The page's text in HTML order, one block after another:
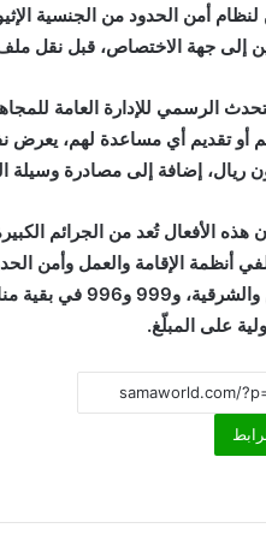
أمن الحدود من الجنسية
إلى جهة الاختصاص، قبل نقل ملف
الرسمي للإدارة العامة
ريال، إضافة إلى مصادرة وسيلة
هذه الأفعال تُعد من الجرائم
والرياض
على المبلّغ.